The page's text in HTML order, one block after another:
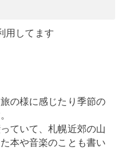
用してます
の様に感じたり季節の
ていて、札幌近郊の山
本や音楽のことも書い